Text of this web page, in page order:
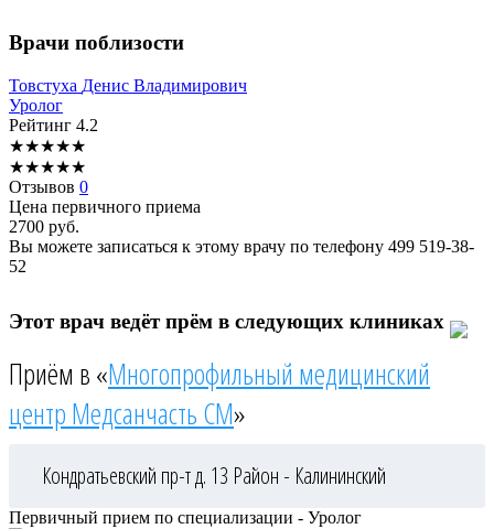
Врачи поблизости
Товстуха Денис Владимирович
Уролог
Рейтинг 4.2
★★★★★
★★★★★
Отзывов 0
Цена первичного приема
2700 руб.
Вы можете записаться к этому врачу по телефону 499 519-38-
52
Этот врач ведёт прём в следующих клиниках
Приём в «Многопрофильный медицинский
центр Медсанчасть СМ»
Кондратьевский пр-т д. 13 Район - Калининский
Первичный прием по специализации - Уролог